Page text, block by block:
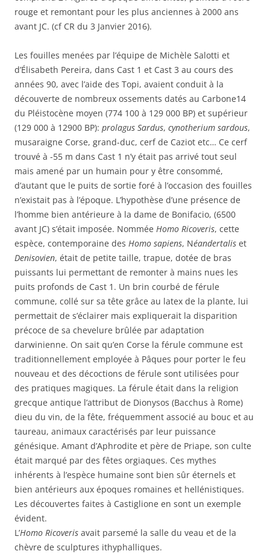
rouge et remontant pour les plus anciennes à 2000 ans
avant JC. (cf CR du 3 Janvier 2016).
Les fouilles menées par l’équipe de Michèle Salotti et
d’Élisabeth Pereira, dans Cast 1 et Cast 3 au cours des
années 90, avec l’aide des Topi, avaient conduit à la
découverte de nombreux ossements datés au Carbone14
du Pléistocène moyen (774 100 à 129 000 BP) et supérieur
(129 000 à 12900 BP): prolagus Sardus, cynotherium sardous,
musaraigne Corse, grand-duc, cerf de Caziot etc… Ce cerf
trouvé à -55 m dans Cast 1 n’y était pas arrivé tout seul
mais amené par un humain pour y être consommé,
d’autant que le puits de sortie foré à l’occasion des fouilles
n’existait pas à l’époque. L’hypothèse d’une présence de
l’homme bien antérieure à la dame de Bonifacio, (6500
avant JC) s’était imposée. Nommée Homo Ricoveris, cette
espèce, contemporaine des Homo sapiens, Néandertalis et
Denisovien, était de petite taille, trapue, dotée de bras
puissants lui permettant de remonter à mains nues les
puits profonds de Cast 1. Un brin courbé de férule
commune, collé sur sa tête grâce au latex de la plante, lui
permettait de s’éclairer mais expliquerait la disparition
précoce de sa chevelure brûlée par adaptation
darwinienne. On sait qu’en Corse la férule commune est
traditionnellement employée à Pâques pour porter le feu
nouveau et des décoctions de férule sont utilisées pour
des pratiques magiques. La férule était dans la religion
grecque antique l’attribut de Dionysos (Bacchus à Rome)
dieu du vin, de la fête, fréquemment associé au bouc et au
taureau, animaux caractérisés par leur puissance
génésique. Amant d’Aphrodite et père de Priape, son culte
était marqué par des fêtes orgiaques. Ces mythes
inhérents à l’espèce humaine sont bien sûr éternels et
bien antérieurs aux époques romaines et hellénistiques.
Les découvertes faites à Castiglione en sont un exemple
évident.
L’Homo Ricoveris avait parsemé la salle du veau et de la
chèvre de sculptures ithyphalliques.